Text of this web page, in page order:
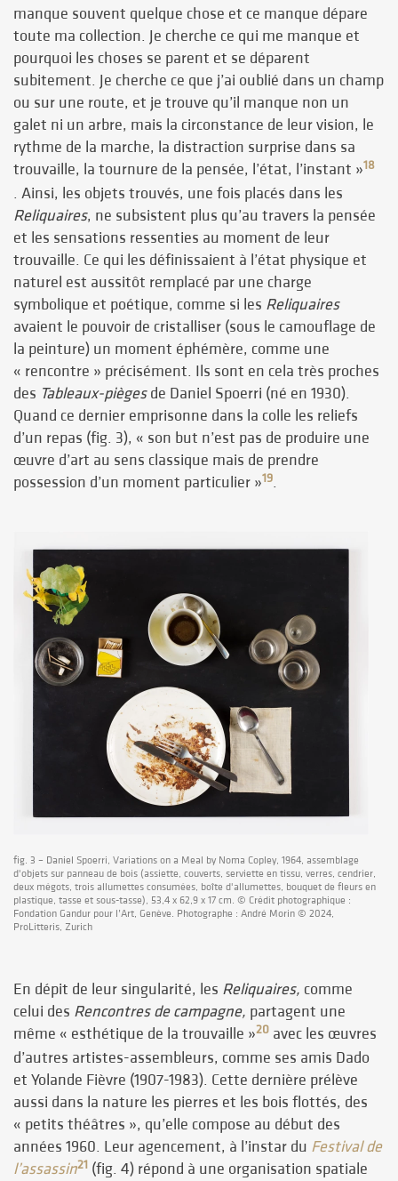
manque souvent quelque chose et ce manque dépare
toute ma collection. Je cherche ce qui me manque et
pourquoi les choses se parent et se déparent
subitement. Je cherche ce que j’ai oublié dans un champ
ou sur une route, et je trouve qu’il manque non un
galet ni un arbre, mais la circonstance de leur vision, le
rythme de la marche, la distraction surprise dans sa
trouvaille, la tournure de la pensée, l’état, l’instant »18
. Ainsi, les objets trouvés, une fois placés dans les
Reliquaires, ne subsistent plus qu’au travers la pensée
et les sensations ressenties au moment de leur
trouvaille. Ce qui les définissaient à l’état physique et
naturel est aussitôt remplacé par une charge
symbolique et poétique, comme si les Reliquaires
avaient le pouvoir de cristalliser (sous le camouflage de
la peinture) un moment éphémère, comme une
« rencontre » précisément. Ils sont en cela très proches
des Tableaux-piègesde Daniel Spoerri (né en 1930).
Quand ce dernier emprisonne dans la colle les reliefs
d’un repas (fig. 3), « son but n’est pas de produire une
œuvre d’art au sens classique mais de prendre
possession d’un moment particulier »19.
fig. 3 – Daniel Spoerri, Variations on a Meal by Noma Copley, 1964, assemblage
d'objets sur panneau de bois (assiette, couverts, serviette en tissu, verres, cendrier,
deux mégots, trois allumettes consumées, boîte d'allumettes, bouquet de fleurs en
plastique, tasse et sous-tasse), 53,4 x 62,9 x 17 cm. © Crédit photographique :
Fondation Gandur pour l’Art, Genève. Photographe : André Morin © 2024,
ProLitteris, Zurich
En dépit de leur singularité, les Reliquaires, comme
celui des Rencontres de campagne, partagent une
même « esthétique de la trouvaille »20 avec les œuvres
d’autres artistes-assembleurs, comme ses amis Dado
et Yolande Fièvre (1907-1983). Cette dernière prélève
aussi dans la nature les pierres et les bois flottés, des
« petits théâtres », qu’elle compose au début des
années 1960. Leur agencement, à l’instar du Festival de
l’assassin21 (fig. 4) répond à une organisation spatiale